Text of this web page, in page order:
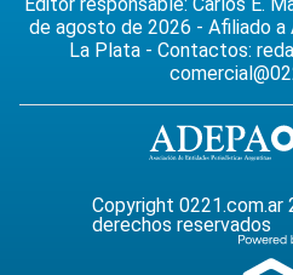
de agosto de 2026 - Afiliado a
La Plata - Contactos:
Copyright 0221.com.ar
derechos reservados